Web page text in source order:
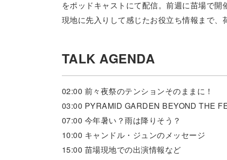
をポッドキャストにて配信。前週に苗場で
現地に先入りして感じたお役立ち情報まで、
TALK AGENDA
02:00 前々夜祭のテンションそのままに！
03:00 PYRAMID GARDEN BEYOND THE
07:00 今年暑い？雨は降りそう？
10:00 キャンドル・ジュンのメッセージ
15:00 苗場現地での出演情報など